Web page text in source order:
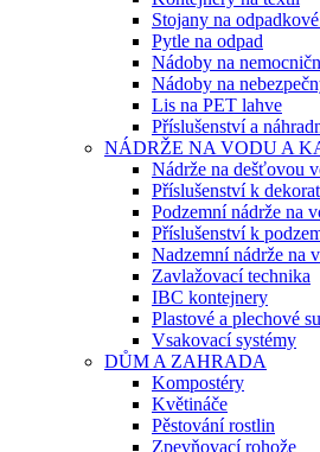
Stojany na
Pytle na odpad
Nádoby na
Nádoby na
Lis na PET lahve
Příslušenství a
NÁDRŽE NA VODU A
Nádrže na dešťovou
Příslušenství k
Podzemní nádrže na
Příslušenství k
Nadzemní nádrže na
Zavlažovací technika
IBC kontejnery
Plastové a plechové
Vsakovací systémy
DŮM A ZAHRADA
Kompostéry
Květináče
Pěstování rostlin
Zpevňovací rohože